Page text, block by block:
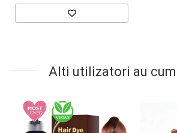
Alti utilizatori au